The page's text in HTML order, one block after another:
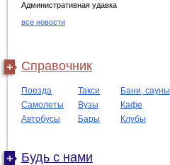
Административная удавка
все новости
Справочник
Поезда Такси
Бани, сауны
Самолеты
Вузы
Кафе
Автобусы
Бары Клубы
Будь с нами